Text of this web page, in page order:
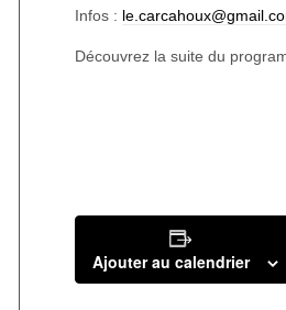
Infos :
Découvrez la suite du
Ajouter au calendrier